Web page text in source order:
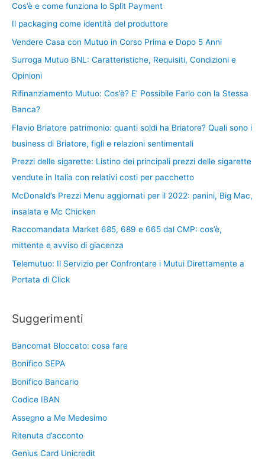
Cos’è e come funziona lo Split Payment
Il packaging come identità del produttore
Vendere Casa con Mutuo in Corso Prima e Dopo 5 Anni
Surroga Mutuo BNL: Caratteristiche, Requisiti, Condizioni e
Opinioni
Rifinanziamento Mutuo: Cos’è? E’ Possibile Farlo con la Stessa
Banca?
Flavio Briatore patrimonio: quanti soldi ha Briatore? Quali sono i
business di Briatore, figli e relazioni sentimentali
Prezzi delle sigarette: Listino dei principali prezzi delle sigarette
vendute in Italia con relativi costi per pacchetto
McDonald’s Prezzi Menu aggiornati per il 2022: panini, Big Mac,
insalata e Mc Chicken
Raccomandata Market 685, 689 e 665 dal CMP: cos’è,
mittente e avviso di giacenza
Telemutuo: Il Servizio per Confrontare i Mutui Direttamente a
Portata di Click
Suggerimenti
Bancomat Bloccato: cosa fare
Bonifico SEPA
Bonifico Bancario
Codice IBAN
Assegno a Me Medesimo
Ritenuta d’acconto
Genius Card Unicredit